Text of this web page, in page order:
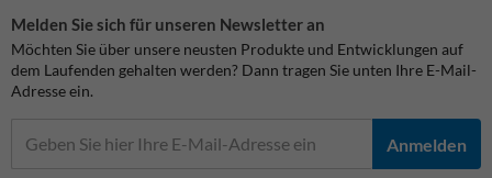
Melden Sie sich für unseren Newsletter an
Möchten Sie über unsere neusten Produkte und Entwicklungen auf
dem Laufenden gehalten werden? Dann tragen Sie unten Ihre E-Mail-
Adresse ein.
Anmelden